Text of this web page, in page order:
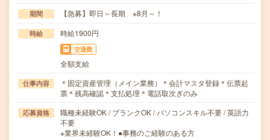
期間 【急募】即日～長期 ※8月～！
時給 時給1900円
交通費
全額支給
仕事内容
＊固定資産管理（メイン業務）＊会計マスタ登録＊伝票起
票＊残高確認＊支払処理＊電話取次ぎのみ
応募資格
職種未経験OK / ブランクOK / パソコンスキル不要 / 英語力
不要
※業界未経験OK！●事務のご経験のある方